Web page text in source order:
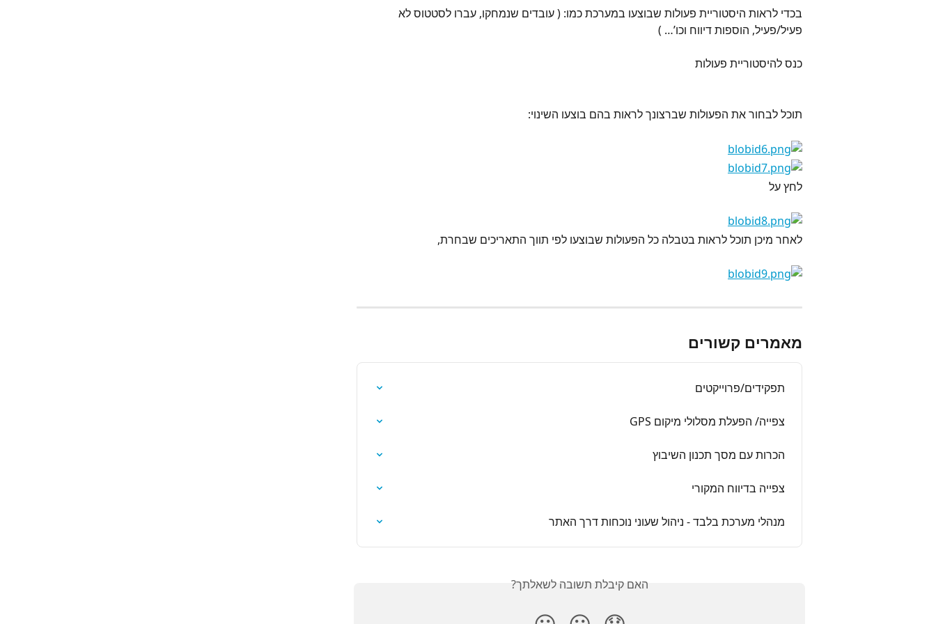
בכדי לראות היסטוריית פעולות שבוצעו במערכת כמו: ( עובדים שנמחקו, עברו לסטטוס לא
פעיל/פעיל, הוספות דיווח וכו’… )
כנס להיסטוריית פעולות
תוכל לבחור את הפעולות שברצונך לראות בהם בוצעו השינוי:
לחץ על
לאחר מיכן תוכל לראות בטבלה כל הפעולות שבוצעו לפי תווך התאריכים שבחרת,
מאמרים קשורים
תפקידים/פרוייקטים
צפייה/ הפעלת מסלולי מיקום GPS
הכרות עם מסך תכנון השיבוץ
צפייה בדיווח המקורי
מנהלי מערכת בלבד - ניהול שעוני נוכחות דרך האתר
האם קיבלת תשובה לשאלתך?